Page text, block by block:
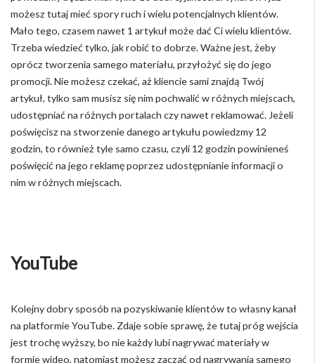
możesz tutaj mieć spory ruch i wielu potencjalnych klientów.
Mało tego, czasem nawet 1 artykuł może dać Ci wielu klientów.
Trzeba wiedzieć tylko, jak robić to dobrze. Ważne jest, żeby
oprócz tworzenia samego materiału, przyłożyć się do jego
promocji. Nie możesz czekać, aż kliencie sami znajdą Twój
artykuł, tylko sam musisz się nim pochwalić w różnych miejscach,
udostępniać na różnych portalach czy nawet reklamować. Jeżeli
poświęcisz na stworzenie danego artykułu powiedzmy 12
godzin, to również tyle samo czasu, czyli 12 godzin powinieneś
poświęcić na jego reklamę poprzez udostępnianie informacji o
nim w różnych miejscach.
YouTube
Kolejny dobry sposób na pozyskiwanie klientów to własny kanał
na platformie YouTube. Zdaje sobie sprawę, że tutaj próg wejścia
jest trochę wyższy, bo nie każdy lubi nagrywać materiały w
formie wideo, natomiast możesz zacząć od nagrywania samego